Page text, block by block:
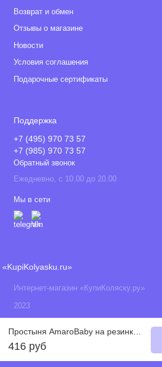
Простыня AmaroBaby на резинке поплин 125х75 овечки
416 руб
Возврат и обмен
Отзывы о магазине
Новости
Условия соглашения
Подарочные сертификаты
Поддержка
+7 (495) 970 73 57
+7 (985) 970 73 57
Обратный звонок
Ежедневно, с 10.00 до 20.00
Мы в сети
«KupiKolyasku.ru»
Интернет-магазин «КупиКоляску.ру»
2023